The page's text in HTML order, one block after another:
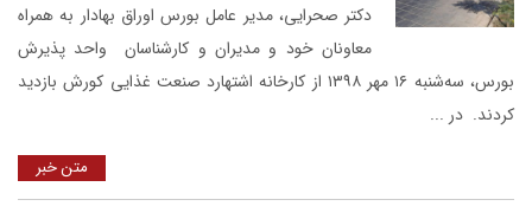
دکتر صحرایی، مدیر عامل بورس اوراق بهادار به همراه
معاونان خود و مدیران و کارشناسان واحد پذیرش
بورس، سه‌شنبه ۱۶ مهر ۱۳۹۸ از کارخانه اشتهارد صنعت غذایی کورش بازدید
کردند. در ...
متن خبر